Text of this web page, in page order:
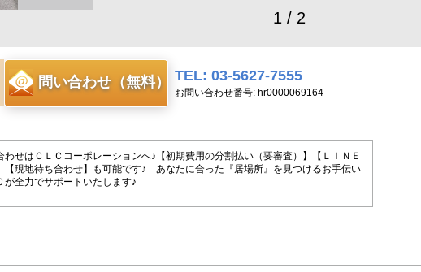
1 / 2
問い合わせ（無料） TEL: 03-5627-7555
お問い合わせ番号: hr0000069164
わせはＣＬＣコーポレーションへ♪【初期費用の分割払い（要審査）】【ＬＩＮＥ
【現地待ち合わせ】も可能です♪ あなたに合った『居場所』を見つけるお手伝い
が全力でサポートいたします♪